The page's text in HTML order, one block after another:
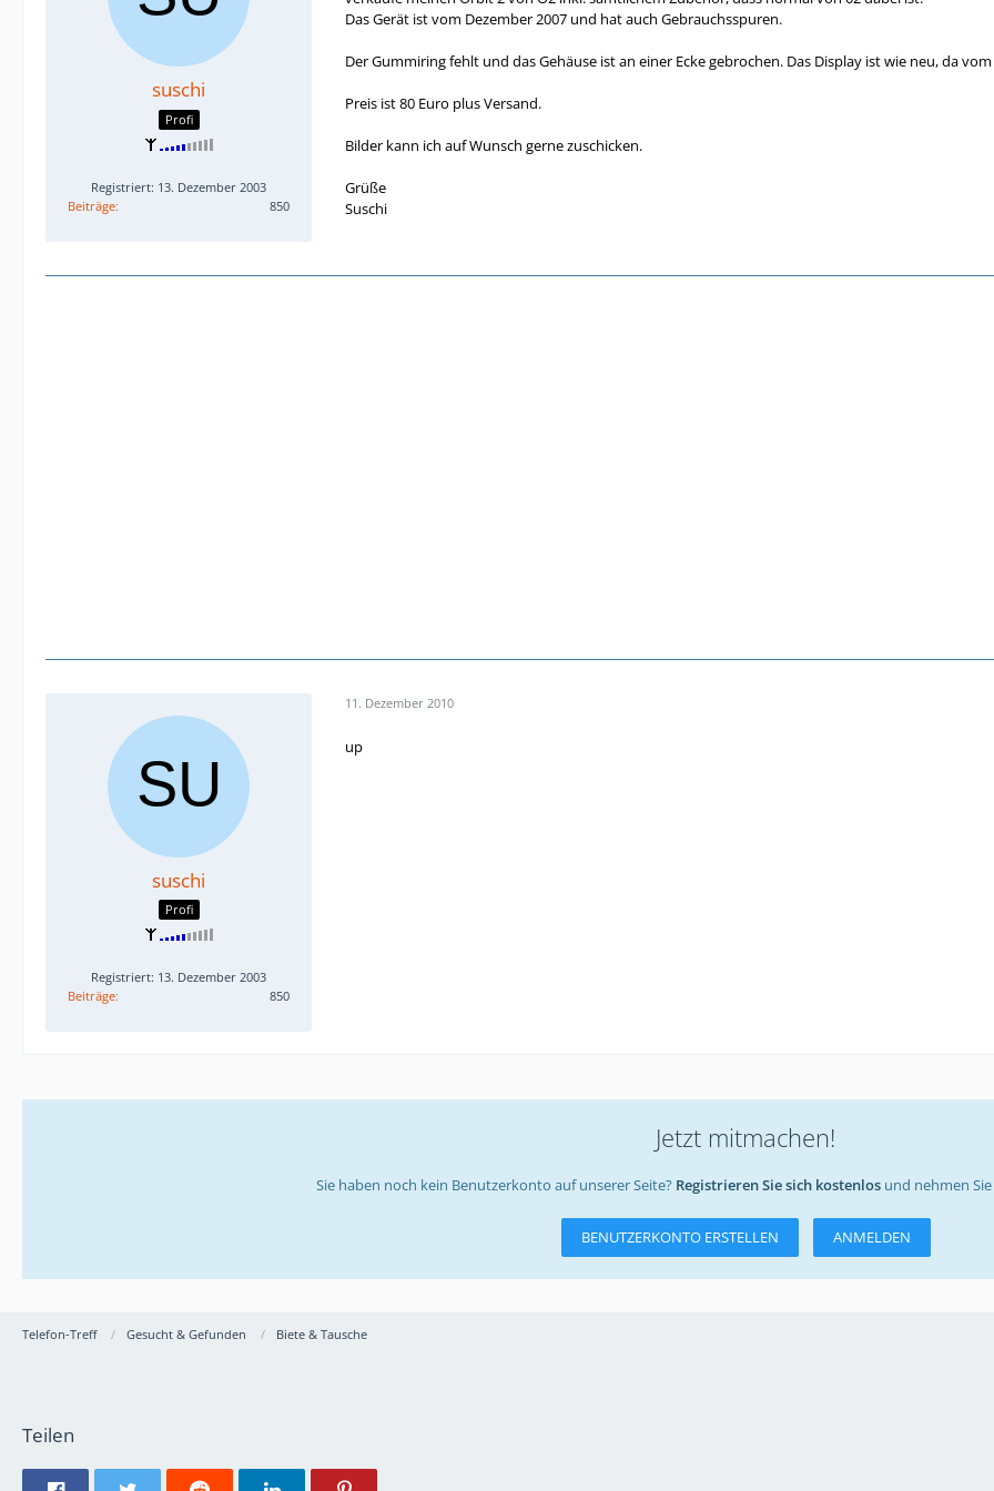
Telefon-Treff Gesucht & Gefunden Biete & Tausche
suschi
Profi
Registriert: 13. Dezember 2003
Beiträge
850
Das Gerät ist vom Dezember 2007 und hat auch Gebrauchsspuren.
Der Gummiring fehlt und das Gehäuse ist an einer Ecke gebrochen. Das Display ist wie neu, da
Preis ist 80 Euro plus Versand.
Bilder kann ich auf Wunsch gerne zuschicken.
Grüße
Suschi
suschi
Profi
Registriert: 13. Dezember 2003
Beiträge
850
11. Dezember 2010
up
Jetzt mitmachen!
Sie haben noch kein Benutzerkonto auf unserer Seite? Registrieren Sie sich kostenlos und nehmen
BENUTZERKONTO ERSTELLEN ANMELDEN
Teilen